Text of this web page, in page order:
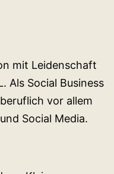
mit Leidenschaft
Als Social Business
vor allem
Social Media.